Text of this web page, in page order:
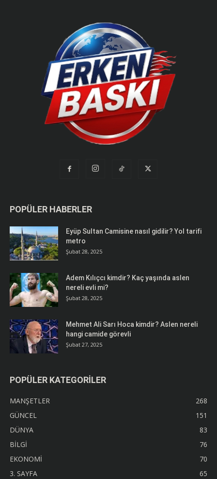
POPÜLER HABERLER
Eyüp Sultan Camisine nasıl gidilir? Yol tarifi
metro
Şubat 28, 2025
Adem Kılıçcı kimdir? Kaç yaşında aslen
nereli evli mi?
Şubat 28, 2025
Mehmet Ali Sarı Hoca kimdir? Aslen nereli
hangi camide görevli
Şubat 27, 2025
POPÜLER KATEGORİLER
MANŞETLER
268
GÜNCEL
151
DÜNYA
83
BİLGİ
76
EKONOMİ
70
3. SAYFA
65